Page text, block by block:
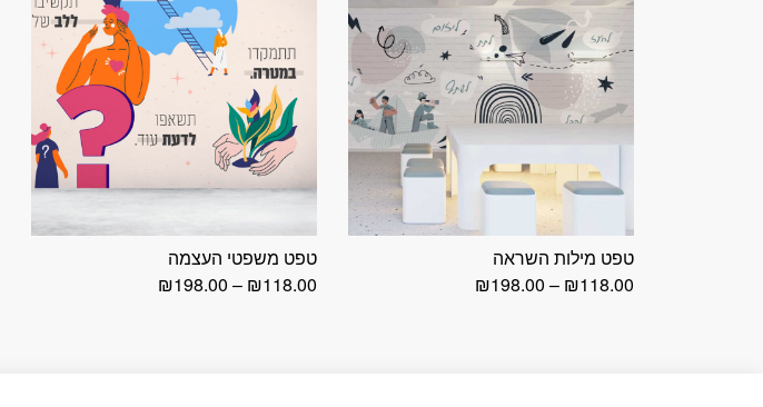
טפט מילות השראה
₪118.00
–
₪198.00
טפט משפטי העצמה
₪118.00
–
₪198.00